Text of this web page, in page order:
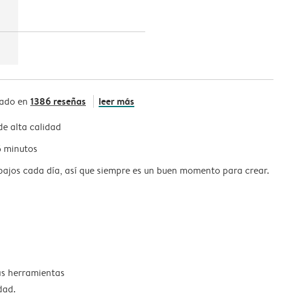
en 1386 reseñas leer más
alta calidad
minutos
cada día, así que siempre es un buen momento para crear.
herramientas